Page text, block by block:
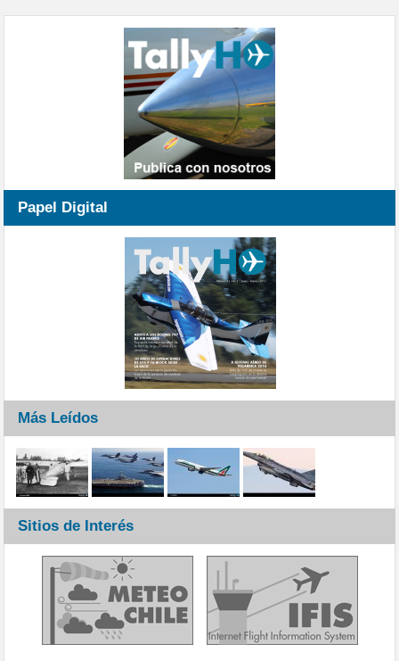
Papel Digital
Más Leídos
Sitios de Interés